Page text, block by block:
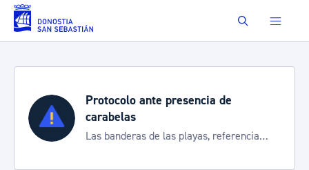
Saltar al contenido principal Buscar
referencia
Semana Grande 2026
Cortes de tráfico y servicios
de transporte